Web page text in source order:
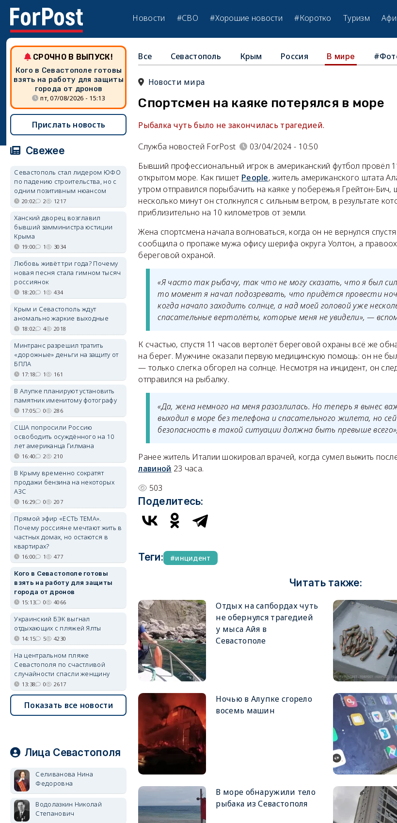
Новости #СВО #Хорошие новости #Коротко Туризм
Все Севастополь Крым Россия В мире
Новости мира
Спортсмен на каяке потерялся в море
Рыбалка чуть было не закончилась трагедией.
Служба новостей ForPost
03/04/2024 - 10:50
Бывший профессиональный игрок в американский футбол провёл
открытом море. Как пишет People, житель американского штата
утром отправился порыбачить на каяке у побережья Грейтон-Бич,
несколько минут он столкнулся с сильным ветром, в результате
приблизительно на 10 километров от земли.
Жена спортсмена начала волноваться, когда он не вернулся
сообщила о пропаже мужа офису шерифа округа Уолтон, а
береговой охраной.
«Я часто так рыбачу, так что не могу сказать, что я был
то момент я начал подозревать, что придётся провести
когда начало заходить солнце, а над моей головой уже
спасательные вертолёты, которые меня не увидели», —
К счастью, спустя 11 часов вертолёт береговой охраны всё же
на берег. Мужчине оказали первую медицинскую помощь: он не
— только слегка обгорел на солнце. Несмотря на инцидент, он
отправился на рыбалку.
«Да, жена немного на меня разозлилась. Но теперь я вынес
выходил в море без телефона и спасательного жилета, но
безопасность в такой ситуации должна быть превыше
Ранее житель Италии шокировал врачей, когда сумел выжить
лавиной 23 часа.
503
Поделитесь:
Теги: инцидент
Читать также:
Отдых на сапбордах чуть
не обернулся трагедией
у мыса Айя в
Севастополе
Ночью в Алупке сгорело
восемь машин
В море обнаружили тело
рыбака из Севастополя
СРОЧНО В ВЫПУСК!
Кого в Севастополе готовы
взять на работу для защиты
города от дронов
пт, 07/08/2026 - 15:13
Прислать новость
Свежее
Севастополь стал лидером ЮФО
по падению строительства, но с
одним позитивным нюансом
20:02 2 1217
Ханский дворец возглавил
бывший замминистра юстиции
Крыма
19:00 1 3034
Любовь живёт три года? Почему
новая песня стала гимном тысяч
россиянок
18:20 1 434
Крым и Севастополь ждут
аномально жаркие выходные
18:02 4 2018
Минтранс разрешил тратить
«дорожные» деньги на защиту от
БПЛА
17:18 1 161
В Алупке планируют установить
памятник именитому фотографу
17:05 0 286
США попросили Россию
освободить осуждённого на 10
лет американца Гилмана
16:40 2 210
В Крыму временно сократят
продажи бензина на некоторых
АЗС
16:29 0 207
Прямой эфир «ЕСТЬ ТЕМА».
Почему россияне мечтают жить в
частных домах, но остаются в
квартирах?
16:00 1 477
Кого в Севастополе готовы
взять на работу для защиты
города от дронов
15:13 0 4066
Украинский БЭК выгнал
отдыхающих с пляжей Ялты
14:15 5 4230
На центральном пляже
Севастополя по счастливой
случайности спасли женщину
13:38 0 2617
Показать все новости
Лица Севастополя
Селиванова Нина
Федоровна
Водолазкин Николай
Степанович